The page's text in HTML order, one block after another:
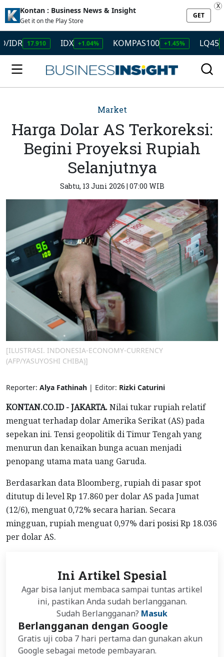
Kontan : Business News & Insight
Get it on the Play Store
GET
X
17.910 IDX +1.04% KOMPAS100 +1.45% LQ45 +1.50%
Market
Harga Dolar AS Terkoreksi:
Begini Proyeksi Rupiah
Selanjutnya
Sabtu, 13 Juni 2026 | 07:00 WIB
[ILUSTRASI. INDONESIA-ECONOMY-CURRENCY
(AFP/YASUYOSHI CHIBA)]
Reporter: Alya Fathinah | Editor: Rizki Caturini
KONTAN.CO.ID - JAKARTA.Nilai tukar rupiah relatif
menguat terhadap dolar Amerika Serikat (AS) pada
sepekan ini. Tensi geopolitik di Timur Tengah yang
menurun dan kenaikan bunga acuan menjadi
penopang utama mata uang Garuda.
Berdasarkan data Bloomberg, rupiah di pasar spot
ditutup di level Rp 17.860 per dolar AS pada Jumat
(12/6), menguat 0,72% secara harian. Secara
mingguan, rupiah menguat 0,97% dari posisi Rp 18.036
per dolar AS.
Ini Artikel Spesial
Agar bisa lanjut membaca sampai tuntas artikel
ini, pastikan Anda sudah berlangganan.
Sudah Berlangganan? Masuk
Berlangganan dengan Google
Gratis uji coba 7 hari pertama dan gunakan akun
Google sebagai metode pembayaran.